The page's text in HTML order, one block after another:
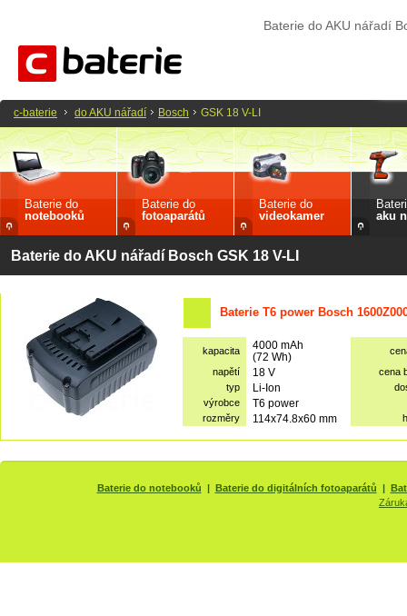
Baterie do AKU nářadí
Baterie do
notebooků
Baterie do
fotoaparátů
Baterie do
videokamer
aku
Baterie do AKU nářadí Bosch GSK 18 V-LI
Baterie T6 power Bosch
kapacita
4000 mAh
(72 Wh)
napětí
18 V
cena
typ
Li-Ion
výrobce
T6 power
rozměry 114x74.8x60 mm
c-baterie do AKU nářadí Bosch GSK 18 V-LI
Baterie do notebooků | Baterie do digitálních fotoaparátů |